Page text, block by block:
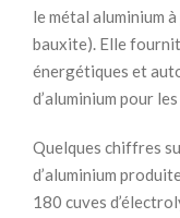
le métal aluminium
bauxite). Elle
énergétiques et
d’aluminium pour
Quelques chiffres
d’aluminium
180 cuves